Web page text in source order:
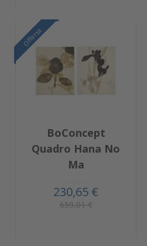
Offerta
BoConcept
Quadro Hana No
Ma
230,65 €
659,01 €